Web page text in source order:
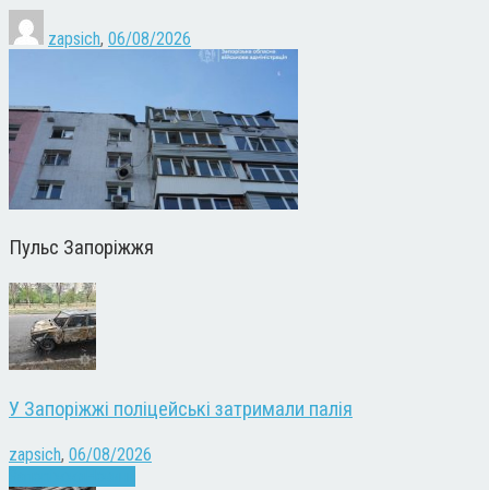
zapsich, 06/08/2026
Пульс Запоріжжя
У Запоріжжі поліцейські затримали палія
zapsich, 06/08/2026